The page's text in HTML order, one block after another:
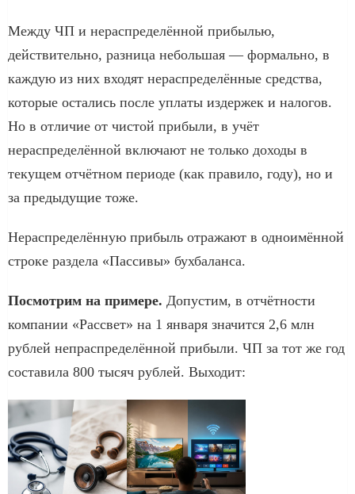
Между ЧП и нераспределённой прибылью,
действительно, разница небольшая — формально, в
каждую из них входят нераспределённые средства,
которые остались после уплаты издержек и налогов.
Но в отличие от чистой прибыли, в учёт
нераспределённой включают не только доходы в
текущем отчётном периоде (как правило, году), но и
за предыдущие тоже.
Нераспределённую прибыль отражают в одноимённой
строке раздела «Пассивы» бухбаланса.
Посмотрим на примере. Допустим, в отчётности
компании «Рассвет» на 1 января значится 2,6 млн
рублей непраспределённой прибыли. ЧП за тот же год
составила 800 тысяч рублей. Выходит: